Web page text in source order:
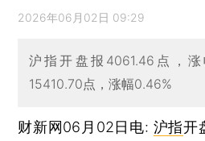
2026年06月02日 09:29
沪指开盘报4061.46点，
15410.70点，涨幅0.46%
财新网06月02日电: 沪指开